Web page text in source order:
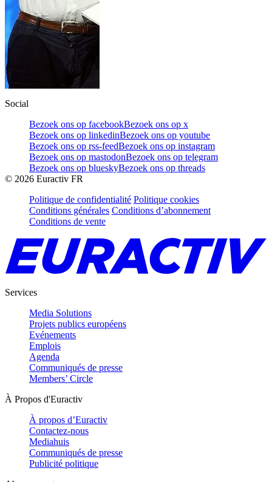
Social
Bezoek ons op facebookBezoek ons op x
Bezoek ons op linkedinBezoek ons op youtube
Bezoek ons op rss-feedBezoek ons op instagram
Bezoek ons op mastodonBezoek ons op telegram
Bezoek ons op blueskyBezoek ons op threads
© 2026 Euractiv FR
Politique de confidentialité Politique cookies
Conditions générales Conditions d’abonnement
Conditions de vente
Services
Media Solutions
Projets publics européens
Evénements
Emplois
Agenda
Communiqués de presse
Members’ Circle
À Propos d'Euractiv
À propos d’Euractiv
Contactez-nous
Mediahuis
Communiqués de presse
Publicité politique